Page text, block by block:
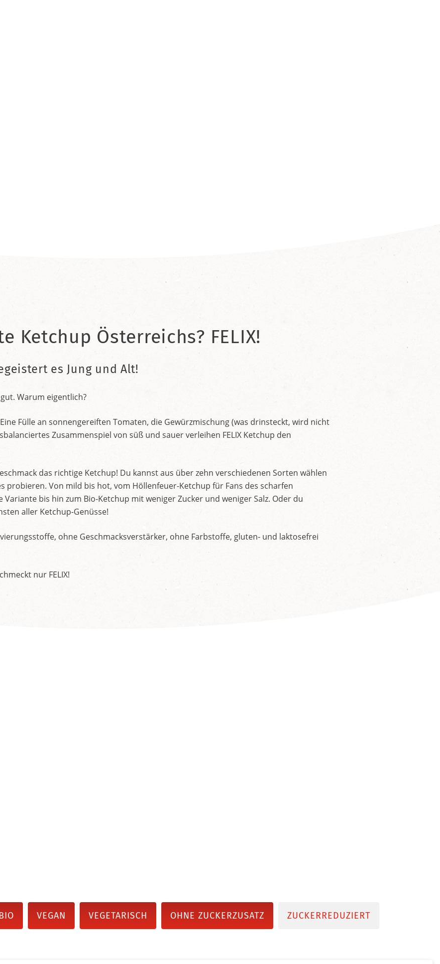
Ketchup Österreichs? FELIX!
es Jung und Alt!
Warum eigentlich?
Fülle an sonnengereiften Tomaten, die Gewürzmischung (was drinsteckt, wird nicht
Zusammenspiel von süß und sauer verleihen FELIX Ketchup den
das richtige Ketchup! Du kannst aus über zehn verschiedenen Sorten wählen
probieren. Von mild bis hot, vom Höllenfeuer-Ketchup für Fans des scharfen
Variante bis hin zum Bio-Ketchup mit weniger Zucker und weniger Salz. Oder du
aller Ketchup-Genüsse!
ohne Geschmacksverstärker, ohne Farbstoffe, gluten- und laktosefrei
nur FELIX!
VEGAN VEGETARISCH OHNE ZUCKERZUSATZ ZUCKERREDUZIERT